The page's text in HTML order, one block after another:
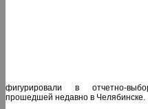
фигурировали в отчетно-
прошедшей недавно в Челябинске.